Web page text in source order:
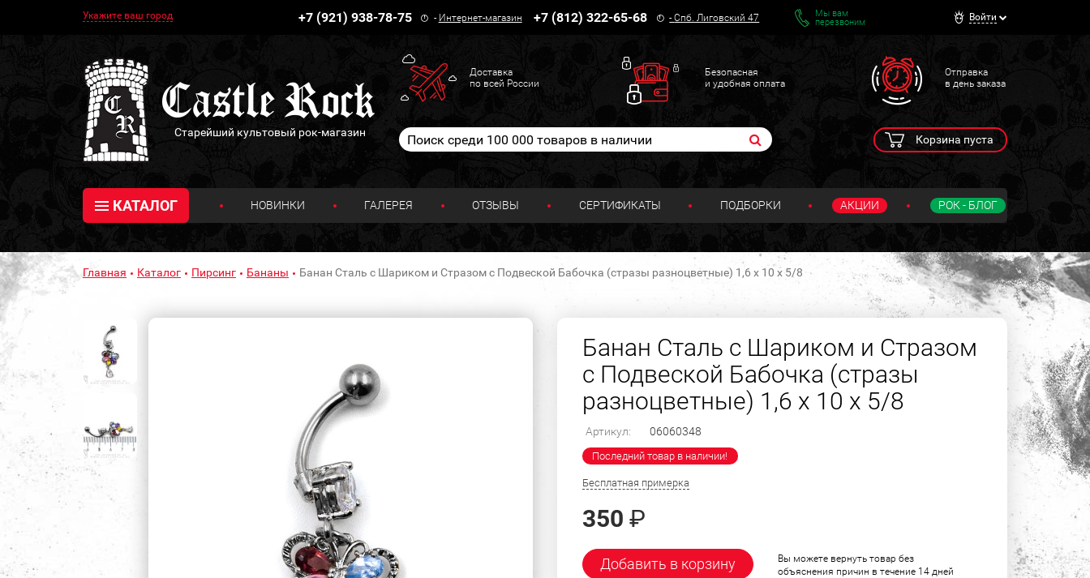
Укажите ваш город +7 (921) 938-78-75 - Интернет-магазин +7 (812) 322-65-68 -Спб. Лиговский 47
Мы вам
перезвоним
Войти
Старейший культовый рок-магазин
Доставка
по всей России
Безопасная
и удобная оплата
Отправка
в день заказа
Корзина пуста
КАТАЛОГ НОВИНКИ ГАЛЕРЕЯ ОТЗЫВЫ СЕРТИФИКАТЫ ПОДБОРКИ АКЦИИ РОК - БЛОГ
Главная Каталог Пирсинг Бананы Банан Сталь с Шариком и Стразом с Подвеской Бабочка (стразы разноцветные) 1,6 х 10 х 5/8
Банан Сталь с Шариком и Стразом
с Подвеской Бабочка (стразы
разноцветные) 1,6 х 10 х 5/8
Артикул: 06060348
Последний товар в наличии!
Бесплатная примерка
350 ₽
Добавить в корзину
Вы можете вернуть товар без
объяснения причин в течение 14 дней